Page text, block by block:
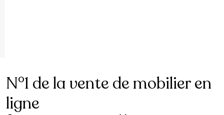
N°1 de la vente de mobilier en
ligne